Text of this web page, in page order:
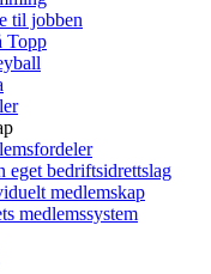
til jobben
Topp
eget bedriftsidrettslag
medlemskap
medlemssystem